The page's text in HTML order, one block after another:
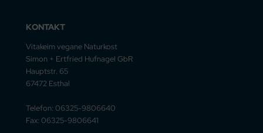
KONTAKT
Vitakeim vegane Naturkost
Simon + Ertfried Hufnagel GbR
Hauptstr. 65
67472 Esthal
Telefon: 06325-9806640
Fax: 06325-9806641